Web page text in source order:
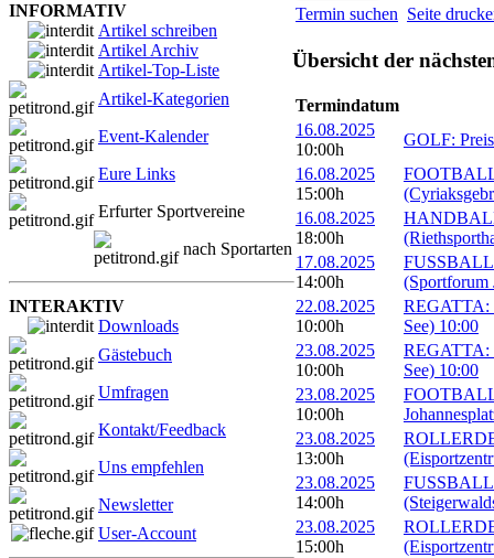
INFORMATIV
Artikel schreiben
Artikel Archiv
Artikel-Top-Liste
Artikel-Kategorien
Event-Kalender
Eure Links
Erfurter Sportvereine
nach Sportarten
INTERAKTIV
Downloads
Gästebuch
Umfragen
Kontakt/Feedback
Uns empfehlen
Newsletter
User-Account
Termin suchen Seite
Übersicht der
Termindatum
16.08.2025
10:00h
GOLF:
16.08.2025
15:00h
16.08.2025
18:00h
17.08.2025
14:00h
(Sportforum
22.08.2025
10:00h
REGATTA:
See) 10:00
23.08.2025
10:00h
REGATTA:
See) 10:00
23.08.2025
10:00h
23.08.2025
13:00h
23.08.2025
14:00h
23.08.2025
15:00h